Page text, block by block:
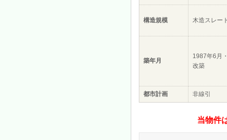
構造規模 木造スレー
築年月
1987年6月
改築
都市計画 非線引
当物件